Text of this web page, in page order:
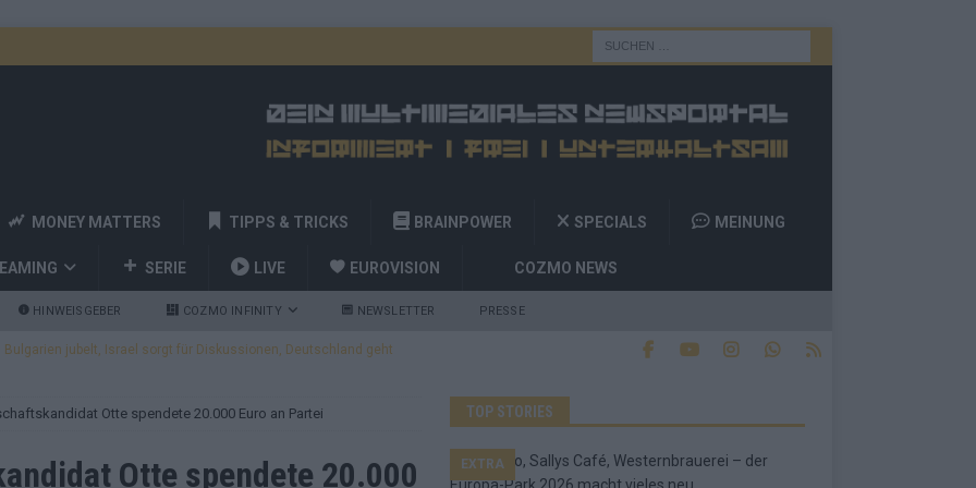
MONEY MATTERS TIPPS & TRICKS BRAINPOWER SPECIALS MEINUNG
SERIE LIVE EUROVISION COZMO NEWS
HINWEISGEBER COZMO INFINITY NEWSLETTER PRESSE
Bulgarien jubelt, Israel sorgt für Diskussionen, Deutschland geht
und Billy Joel – das ESC-Finale wird eine Party EUROVISION
– Startreihenfolge steht, Deutschland singt als Zweites!
Otte spendete 20.000 Euro an Partei
Otte spendete 20.000
TOP STORIES
EXTRA